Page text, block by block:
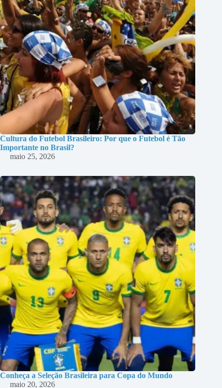
Cultura do Futebol Brasileiro: Por que o Futebol é Tão
Importante no Brasil?
maio 25, 2026
Conheça a Seleção Brasileira para Copa do Mundo
maio 20, 2026